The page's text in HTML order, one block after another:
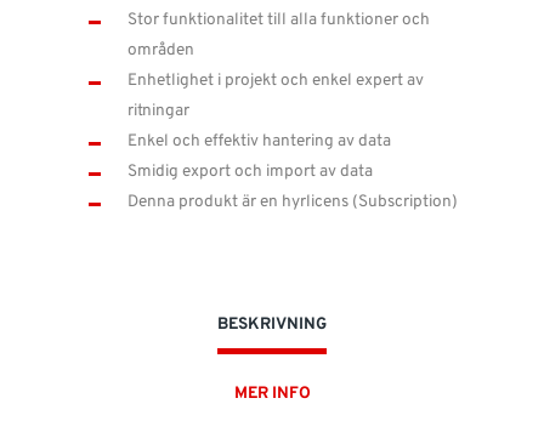
NTI Group
España Ireland
Suomi UK
Stor funktionalitet till alla funktioner och
områden
Enhetlighet i projekt och enkel expert av
ritningar
Enkel och effektiv hantering av data
Smidig export och import av data
Denna produkt är en hyrlicens (Subscription)
BESKRIVNING
MER INFO